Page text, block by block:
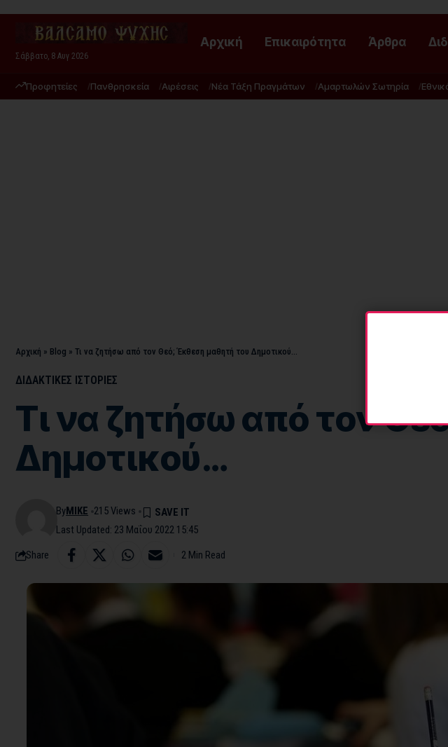
Σάββατο, 8 Αυγ 2026
Αρχική Επικαιρότητα Άρθρα
Προφητείες Πανθρησκεία Αιρέσεις Νέα Τάξη Πραγμάτων Αμαρτωλών Σωτηρία
Αρχική » Blog » Τι να ζητήσω από τον Θεό; Έκθεση μαθητή του Δημοτικού…
ΔΙΔΑΚΤΙΚΕΣ ΙΣΤΟΡΙΕΣ
Τι να ζητήσω από τον
Δημοτικού…
Last Updated: 23 Μαΐου 2022 15:45
ByMIKE 215 Views
Share 2 Min Read